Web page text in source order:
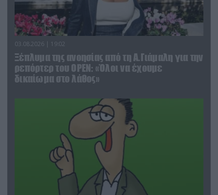
03.08.2026 | 19:02
Ξέπλυμα της ανοησίας από τη Α.Γιάμαλη για την
ρεπόρτερ του ΟΡΕΝ: «Όλοι να έχουμε
δικαίωμα στο λάθος»